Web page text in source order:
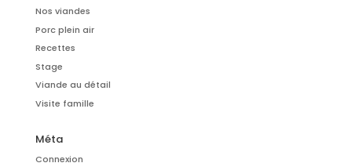
Nos viandes
Porc plein air
Recettes
Stage
Viande au détail
Visite famille
Méta
Connexion